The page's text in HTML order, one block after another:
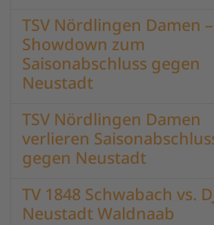
TSV Nördlingen Damen –
Showdown zum
Saisonabschluss gegen
Neustadt
TSV Nördlingen Damen
verlieren
gegen Neustadt
TV 1848 Schwabach vs.
Neustadt Waldnaab